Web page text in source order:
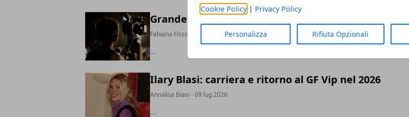
Cookie Policy| Privacy Policy
Personalizza Rifiuta Opzionali
Grande Fratello Vip 2026: vincitore e momenti chiave
Fabiana Fissore - 10 lug 2026
...
Ilary Blasi: carriera e ritorno al GF Vip nel 2026
Annalisa Biasi - 09 lug 2026
...